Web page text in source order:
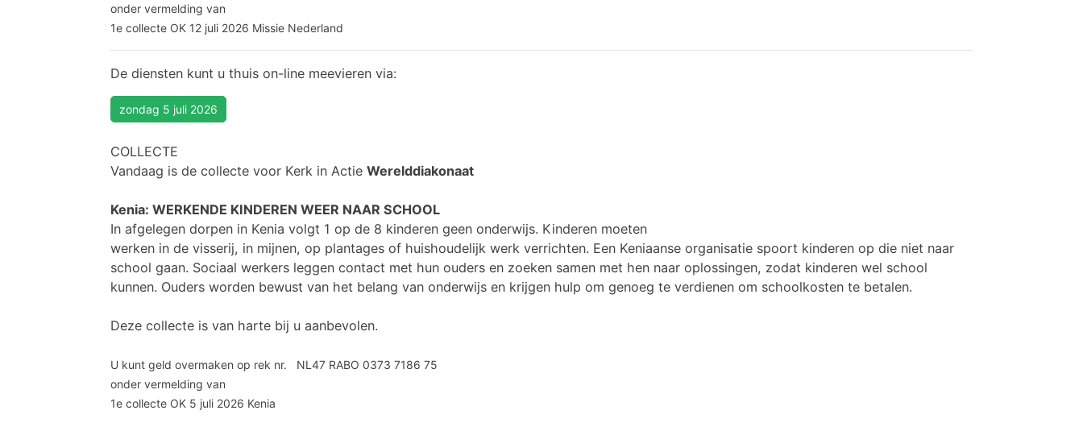
onder vermelding van
1e collecte OK 12 juli 2026 Missie Nederland
De diensten kunt u thuis on-line meevieren via:
zondag 5 juli 2026
COLLECTE
Vandaag is de collecte voor Kerk in Actie Werelddiakonaat
Kenia: WERKENDE KINDEREN WEER NAAR SCHOOL
In afgelegen dorpen in Kenia volgt 1 op de 8 kinderen geen onderwijs. Kinderen moeten
werken in de visserij, in mijnen, op plantages of huishoudelijk werk verrichten. Een Keniaanse organisatie spoort kinderen op die niet naar
school gaan. Sociaal werkers leggen contact met hun ouders en zoeken samen met hen naar oplossingen, zodat kinderen wel school
kunnen. Ouders worden bewust van het belang van onderwijs en krijgen hulp om genoeg te verdienen om schoolkosten te betalen.
Deze collecte is van harte bij u aanbevolen.
U kunt geld overmaken op rek nr. NL47 RABO 0373 7186 75
onder vermelding van
1e collecte OK 5 juli 2026 Kenia